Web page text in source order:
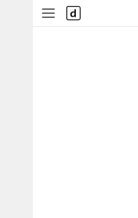
사
이
다
나
와